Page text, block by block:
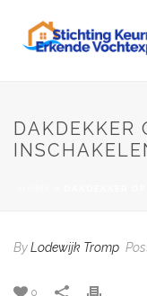
DAKDEKKER
ByLodewijk Tromp
0